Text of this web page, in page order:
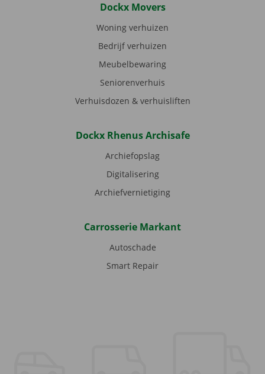
Dockx Movers
Woning verhuizen
Bedrijf verhuizen
Meubelbewaring
Seniorenverhuis
Verhuisdozen & verhuisliften
Dockx Rhenus Archisafe
Archiefopslag
Digitalisering
Archiefvernietiging
Carrosserie Markant
Autoschade
Smart Repair